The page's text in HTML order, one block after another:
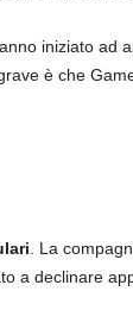
iniziato ad
è che
. La
a declinare